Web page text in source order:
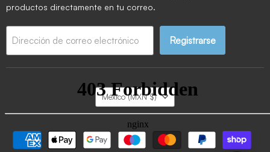
productos directamente en tu correo.
Dirección de correo electrónico Registrarse
País
México (MXN $)